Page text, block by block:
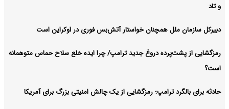
و تاد
دبیرکل سازمان ملل همچنان خواستار آتش‌بس فوری در اوکراین است
رمزگشایی از پشت‌پرده دروغ جدید ترامپ/ چرا ایده خلع سلاح حماس متوهمانه
است؟
حادثه برای بالگرد ترامپ؛ رمزگشایی از یک چالش امنیتی بزرگ برای آمریکا